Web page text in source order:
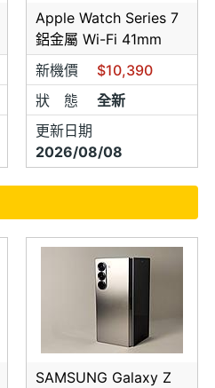
業包膜★
有網路價格,未事先表明網
有網路價格,未事先表明網
有網路價格,未事先表明網
留最後決定權利。如有疑慮請
Apple Watch Series 7
鋁金屬 Wi-Fi 41mm
新機價
$10,390
狀 態
全新
更新日期
2026/08/08
SAMSUNG Galaxy Z